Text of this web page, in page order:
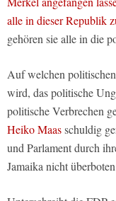
alle in dieser Republik
gehören sie alle in die
Auf welchen
wird, das politische
politische Verbrechen
Heiko Maasschuldig
und Parlament durch
Jamaika nicht